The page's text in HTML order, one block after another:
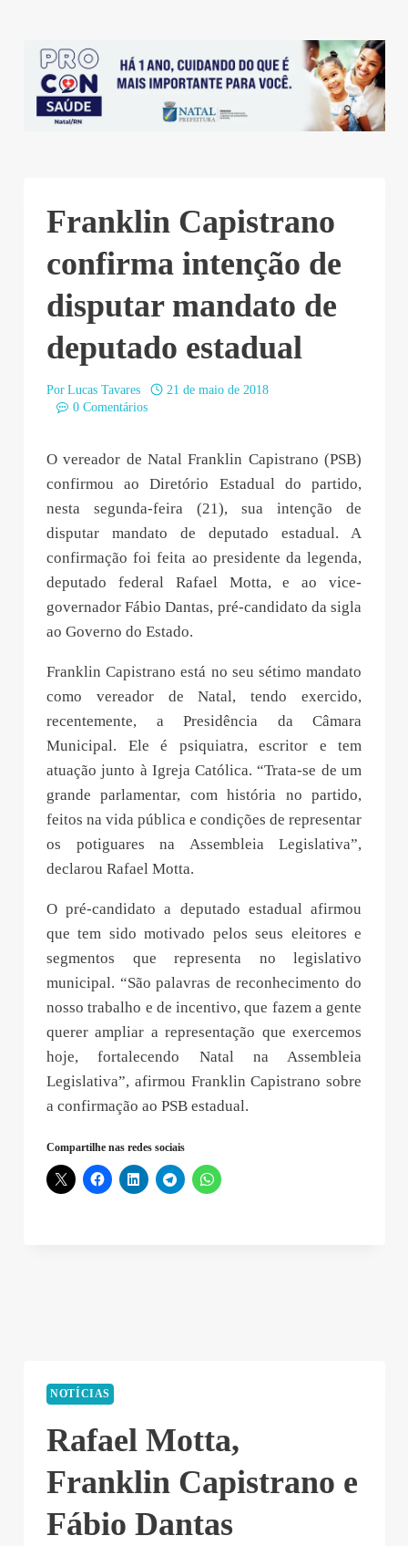
Franklin Capistrano
confirma intenção de
disputar mandato de
deputado estadual
Por Lucas Tavares
21 de maio de 2018
0 Comentários
O vereador de Natal Franklin Capistrano (PSB)
confirmou ao Diretório Estadual do partido,
nesta segunda-feira (21), sua intenção de
disputar mandato de deputado estadual. A
confirmação foi feita ao presidente da legenda,
deputado federal Rafael Motta, e ao vice-
governador Fábio Dantas, pré-candidato da sigla
ao Governo do Estado.
Franklin Capistrano está no seu sétimo mandato
como vereador de Natal, tendo exercido,
recentemente, a Presidência da Câmara
Municipal. Ele é psiquiatra, escritor e tem
atuação junto à Igreja Católica. “Trata-se de um
grande parlamentar, com história no partido,
feitos na vida pública e condições de representar
os potiguares na Assembleia Legislativa”,
declarou Rafael Motta.
O pré-candidato a deputado estadual afirmou
que tem sido motivado pelos seus eleitores e
segmentos que representa no legislativo
municipal. “São palavras de reconhecimento do
nosso trabalho e de incentivo, que fazem a gente
querer ampliar a representação que exercemos
hoje, fortalecendo Natal na Assembleia
Legislativa”, afirmou Franklin Capistrano sobre
a confirmação ao PSB estadual.
Compartilhe nas redes sociais
NOTÍCIAS
Rafael Motta,
Franklin Capistrano e
Fábio Dantas